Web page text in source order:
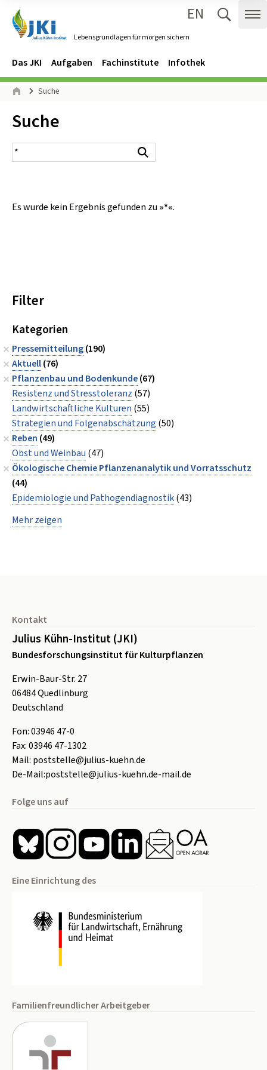
Lebensgrundlagen für morgen sichern
EN
Navigation
Hauptmenü
Das JKI Aufgaben Fachinstitute Infothek
Seitenpfad
Suche
Inhalt:
Suche
Suchergebnis
Es wurde kein Ergebnis gefunden zu »*«.
Filter
Kategorien
Pressemitteilung(190)
Aktuell(76)
Pflanzenbau und Bodenkunde(67)
Resistenz und Stresstoleranz (57)
Landwirtschaftliche Kulturen (55)
Strategien und Folgenabschätzung (50)
Reben (49)
Obst und Weinbau (47)
Ökologische Chemie Pflanzenanalytik und Vorratsschutz
(44)
Epidemiologie und Pathogendiagnostik(43)
Mehr zeigen
Kontakt
Julius Kühn-Institut (JKI)
Bundesforschungsinstitut für Kulturpflanzen
Erwin-Baur-Str. 27
06484Quedlinburg
Deutschland
Fon:03946 47-0
Fax:03946 47-1302
Mail: poststelle@julius-kuehn.de
De-Mail:poststelle@julius-kuehn.de-mail.de
Folge uns auf
Eine Einrichtung des
Familienfreundlicher Arbeitgeber